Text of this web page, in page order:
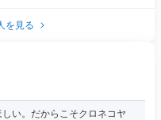
を見る
い。だからこそクロネコヤ